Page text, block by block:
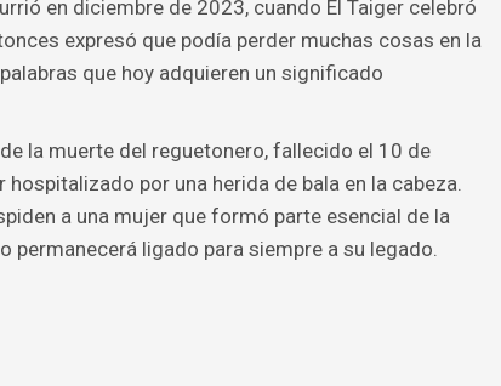
en diciembre de 2023, cuando El Taiger celebró
expresó que podía perder muchas cosas en la
que hoy adquieren un significado
la muerte del reguetonero, fallecido el 10 de
por una herida de bala en la cabeza.
a una mujer que formó parte esencial de la
permanecerá ligado para siempre a su legado.